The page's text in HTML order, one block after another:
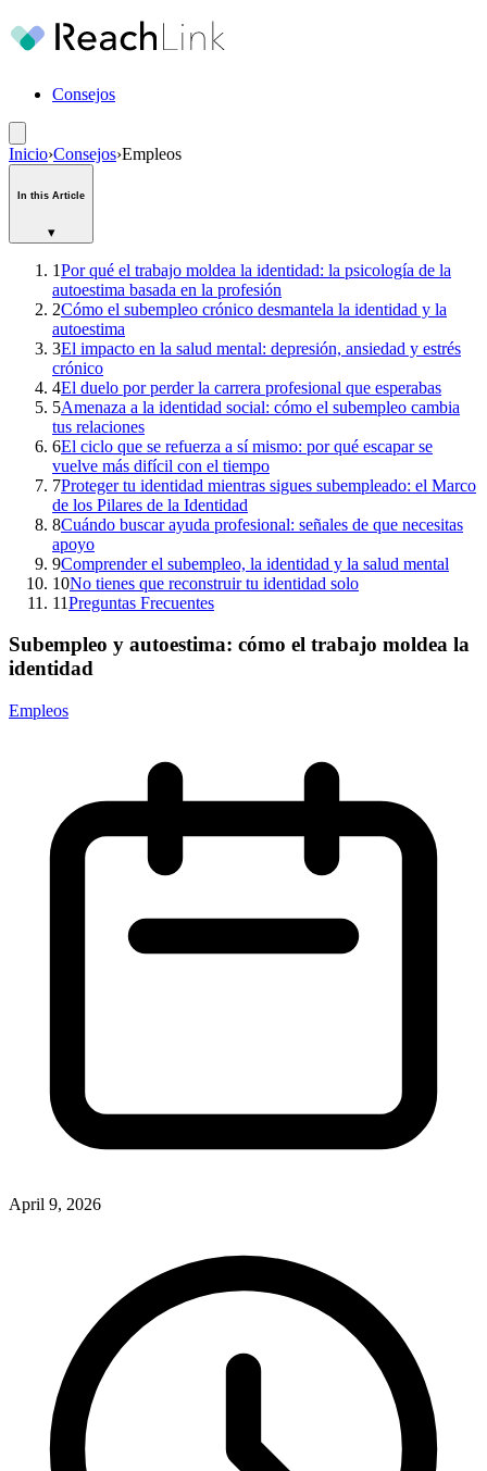
Consejos
Inicio›Consejos›Empleos
In this Article
▾
1Por qué el trabajo moldea la identidad: la psicología de la
autoestima basada en la profesión
2Cómo el subempleo crónico desmantela la identidad y la
autoestima
3El impacto en la salud mental: depresión, ansiedad y estrés
crónico
4El duelo por perder la carrera profesional que esperabas
5Amenaza a la identidad social: cómo el subempleo cambia
tus relaciones
6El ciclo que se refuerza a sí mismo: por qué escapar se
vuelve más difícil con el tiempo
7Proteger tu identidad mientras sigues subempleado: el Marco
de los Pilares de la Identidad
8Cuándo buscar ayuda profesional: señales de que necesitas
apoyo
9Comprender el subempleo, la identidad y la salud mental
10No tienes que reconstruir tu identidad solo
11Preguntas Frecuentes
Subempleo y autoestima: cómo el trabajo moldea la
identidad
Empleos
April 9, 2026